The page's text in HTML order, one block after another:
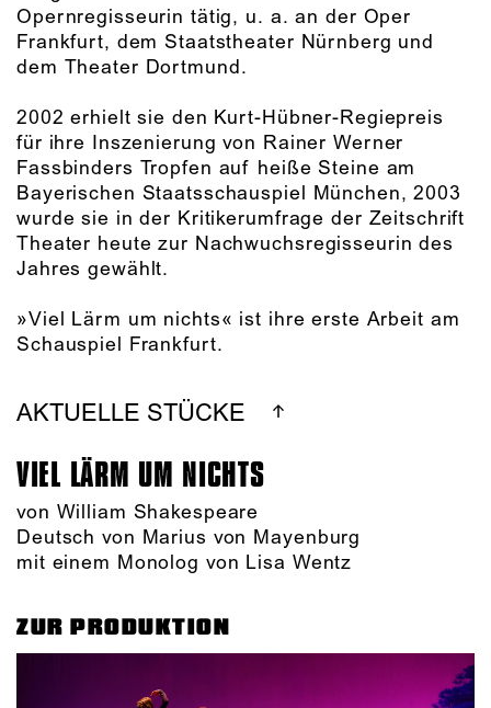
Opernregisseurin tätig, u. a. an der Oper
Frankfurt, dem Staatstheater Nürnberg und
dem Theater Dortmund.
2002 erhielt sie den Kurt-Hübner-Regiepreis
für ihre Inszenierung von Rainer Werner
Fassbinders Tropfen auf heiße Steine am
Bayerischen Staatsschauspiel München, 2003
wurde sie in der Kritikerumfrage der Zeitschrift
Theater heute zur Nachwuchsregisseurin des
Jahres gewählt.
»Viel Lärm um nichts« ist ihre erste Arbeit am
Schauspiel Frankfurt.
AKTUELLE STÜCKE
VIEL LÄRM UM NICHTS
von William Shakespeare
Deutsch von Marius von Mayenburg
mit einem Monolog von Lisa Wentz
ZUR PRODUKTION